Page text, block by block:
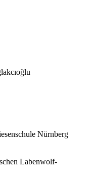
Nürnberg
Labenwolf-